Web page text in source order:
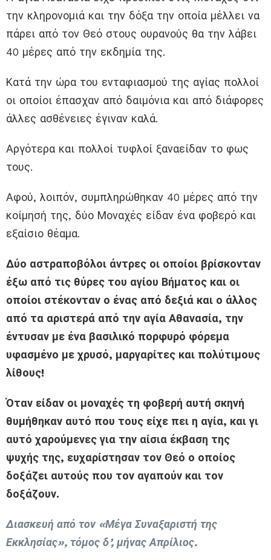
την κληρονομιά και την δόξα την οποία μέλλει να
πάρει από τον Θεό στους ουρανούς θα την λάβει
40 μέρες από την εκδημία της.
Κατά την ώρα του ενταφιασμού της αγίας πολλοί
οι οποίοι έπασχαν από δαιμόνια και από διάφορες
άλλες ασθένειες έγιναν καλά.
Αργότερα και πολλοί τυφλοί ξαναείδαν το φως
τους.
Αφού, λοιπόν, συμπληρώθηκαν 40 μέρες από την
κοίμησή της, δύο Μοναχές είδαν ένα φοβερό και
εξαίσιο θέαμα.
Δύο αστραποβόλοι άντρες οι οποίοι βρίσκονταν
έξω από τις θύρες του αγίου Βήματος και οι
οποίοι στέκονταν ο ένας από δεξιά και ο άλλος
από τα αριστερά από την αγία Αθανασία, την
έντυσαν με ένα βασιλικό πορφυρό φόρεμα
υφασμένο με χρυσό, μαργαρίτες και πολύτιμους
λίθους!
Όταν είδαν οι μοναχές τη φοβερή αυτή σκηνή
θυμήθηκαν αυτό που τους είχε πει η αγία, και γι
αυτό χαρούμενες για την αίσια έκβαση της
ψυχής της, ευχαρίστησαν τον Θεό ο οποίος
δοξάζει αυτούς που τον αγαπούν και τον
δοξάζουν.
Διασκευή από τον «Μέγα Συναξαριστή της
Εκκλησίας», τόμος δ’, μήνας Απρίλιος.